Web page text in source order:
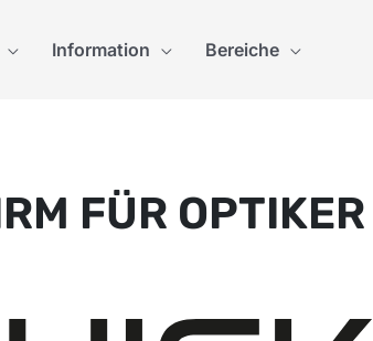
Information Bereiche
FÜR